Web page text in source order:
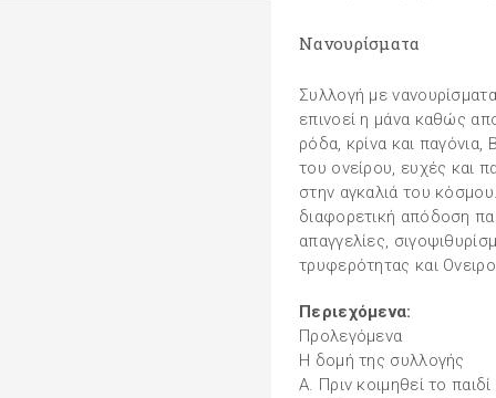
Νανουρίσματα
Συλλογή με
επινοεί η μάνα καθώς
ρόδα, κρίνα και παγόνια,
του ονείρου, ευχές και
στην αγκαλιά του
διαφορετική απόδοση
απαγγελίες,
τρυφερότητας και
Περιεχόμενα:
Προλεγόμενα
Η δομή της συλλογής
Α. Πριν κοιμηθεί το